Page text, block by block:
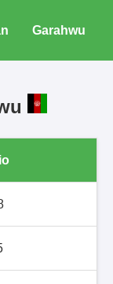
Garahwu